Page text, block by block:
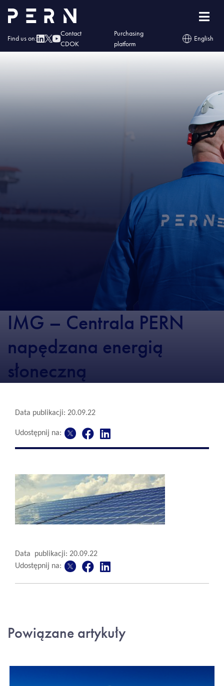
Find us on:
Contact
CDOK
Purchasing
platform
English
Home »IMG – Centrala PERN napędzana energią słoneczną
IMG – Centrala PERN
napędzana energią
słoneczną
Data publikacji: 20.09.22
Udostępnij na:
Data publikacji: 20.09.22
Udostępnij na:
Powiązane artykuły